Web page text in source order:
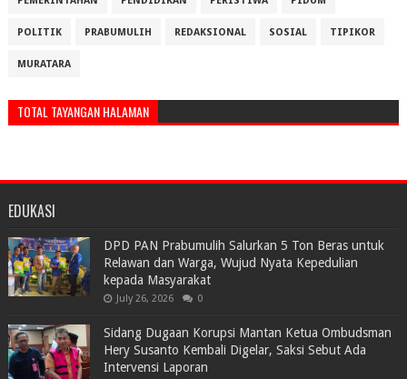
POLITIK PRABUMULIH REDAKSIONAL SOSIAL TIPIKOR
MURATARA
TOTAL TAYANGAN HALAMAN
EDUKASI
DPD PAN Prabumulih Salurkan 5 Ton Beras untuk
Relawan dan Warga, Wujud Nyata Kepedulian
kepada Masyarakat
July 26, 2026 0
Sidang Dugaan Korupsi Mantan Ketua Ombudsman
Hery Susanto Kembali Digelar, Saksi Sebut Ada
Intervensi Laporan